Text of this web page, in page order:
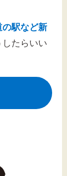
駅など新
たらいい